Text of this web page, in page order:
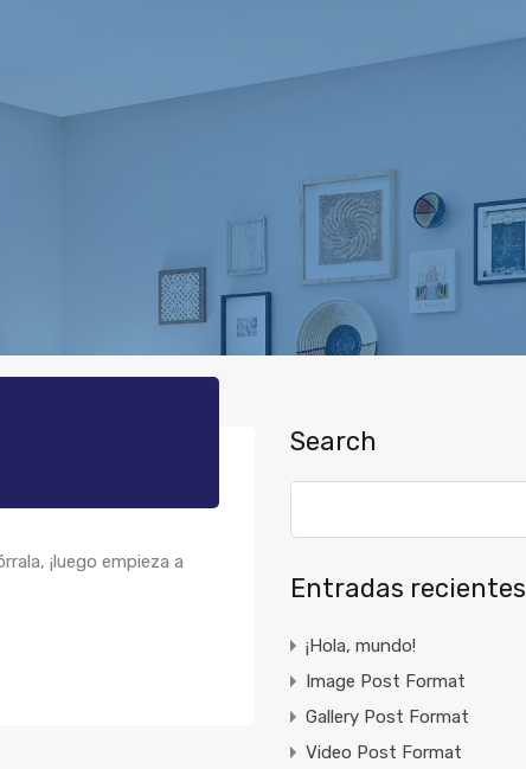
¡luego empieza a
Search
Entradas recientes
¡Hola, mundo!
Image Post Format
Gallery Post Format
Video Post Format